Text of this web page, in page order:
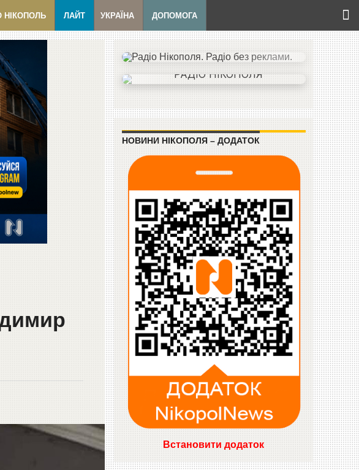
НІКОПОЛЬ ЛАЙТ УКРАЇНА ДОПОМОГА
НОВИНИ НІКОПОЛЯ – ДОДАТОК
Встановити додаток